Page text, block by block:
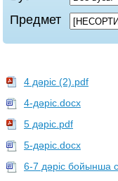
Предмет
4 дәріс (2).pdf
4-дәріс.docx
5 дәріс.pdf
5-дәріс.docx
6-7 дәріс бойынша